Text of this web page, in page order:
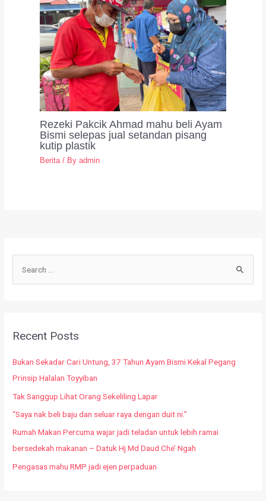
Rezeki Pakcik Ahmad mahu beli Ayam
Bismi selepas jual setandan pisang
kutip plastik
Berita / Byadmin
Recent Posts
Bukan Sekadar Cari Untung, 37 Tahun Ayam Bismi Kekal Pegang
Prinsip Halalan Toyyiban
Tak Sanggup Lihat Orang Sekeliling Lapar
“Saya nak beli baju dan seluar raya dengan duit ni.”
Rumah Makan Percuma wajar jadi teladan untuk lebih ramai
bersedekah makanan – Datuk Hj Md Daud Che’ Ngah
Pengasas mahu RMP jadi ejen perpaduan